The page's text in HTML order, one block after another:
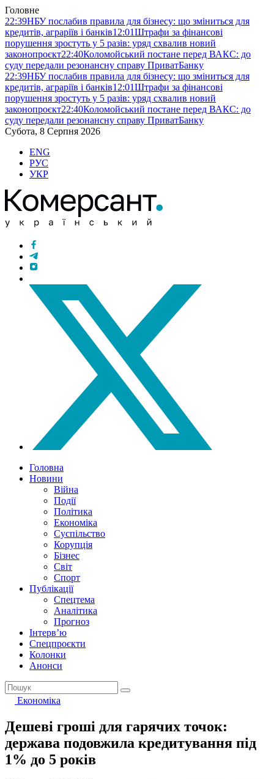
Головне
22:39НБУ послабив правила для бізнесу: що зміниться для
кредитів, аграріїв і банків12:01Штрафи за фінансові
порушення зростуть у 5 разів: уряд схвалив новий
законопроєкт22:40Коломойський постане перед ВАКС: до
суду передали резонансну справу ПриватБанку
22:39НБУ послабив правила для бізнесу: що зміниться для
кредитів, аграріїв і банків12:01Штрафи за фінансові
порушення зростуть у 5 разів: уряд схвалив новий
законопроєкт22:40Коломойський постане перед ВАКС: до
суду передали резонансну справу ПриватБанку
Субота, 8 Серпня 2026
ENG
РУС
УКР
Головна
Новини
Війна
Події
Політика
Економіка
Суспільство
Корупція
Бізнес
Світ
Спорт
Публікації
Спецтема
Аналітика
Прогноз
Інтерв’ю
Спецпроєкти
Колонки
Анонси
Економіка
Дешеві гроші для гарячих точок:
держава подовжила кредитування під
1% до 5 років